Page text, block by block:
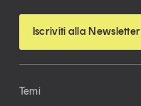
Iscriviti alla Newsletter
Temi